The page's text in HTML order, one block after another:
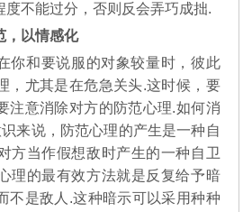
不能过分，否则反会弄巧成拙.
以情感化
和要说服的对象较量时，彼此
，尤其是在危急关头.这时候，要
注意消除对方的防范心理.如何消
来说，防范心理的产生是一种自
方当作假想敌时产生的一种自卫
理的最有效方法就是反复给予暗
不是敌人.这种暗示可以采用种种